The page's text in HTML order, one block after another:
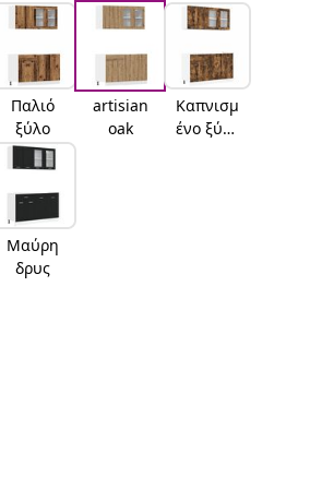
Παλιό
ξύλο
artisian
oak
Καπνισμ
ένο ξύλο
Μαύρη
δρυς